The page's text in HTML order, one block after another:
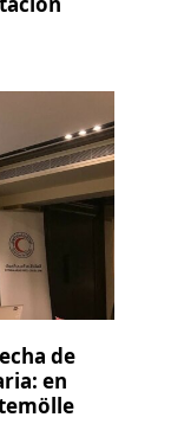
de
en